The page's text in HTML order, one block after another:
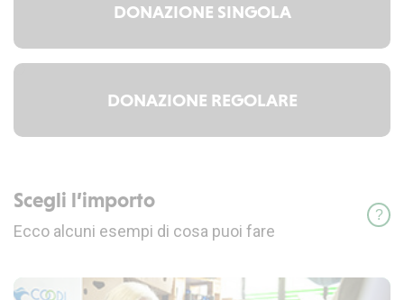
DONAZIONE SINGOLA
DONAZIONE REGOLARE
Scegli l’importo
Ecco alcuni esempi di cosa puoi fare